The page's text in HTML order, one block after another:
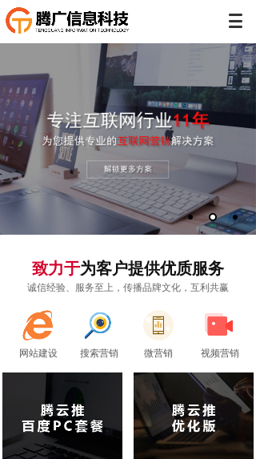
搜索营销 微营销
网站建设 视频营销
致力于为客户提供优质服务
诚信经验、服务至上，传播品牌文化，互利共赢